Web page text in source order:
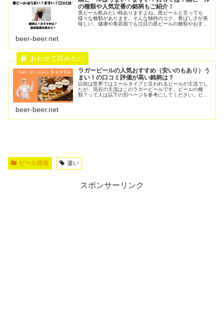
の種類や人気定番の銘柄もご紹介！
黒ビール飲みたい時ありますよね。黒ビールと言っても
様々な種類があります。そんな独特のコク、香ばしさが美
味しい、健康や美容面でも注目の黒ビールの種類やおすす
beer-beer.net
ラガービールの人気おすすめ（安いのもあり）う
まい！の口コミ評価が高い銘柄は？
以前は世界ではエールタイプと言われるビールが主流でし
たが、現在の主流はこのラガービールです。ビールの種
類？って人は以下の別ページを参考にしてください。ビー
beer-beer.net
ビール情報 違い
スポンサーリンク